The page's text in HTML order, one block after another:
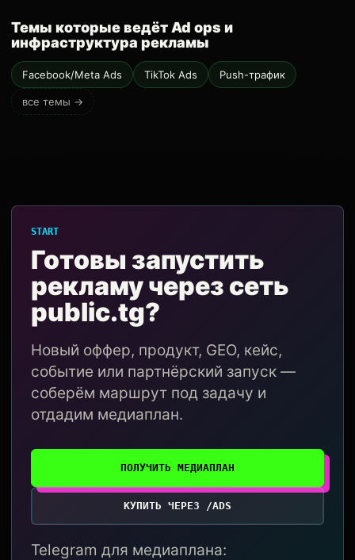
Темы которые ведёт Ad ops и
инфраструктура рекламы
Facebook/Meta Ads TikTok Ads Push-трафик
все темы →
START
Готовы запустить
рекламу через сеть
public.tg?
Новый оффер, продукт, GEO, кейс,
событие или партнёрский запуск —
соберём маршрут под задачу и
отдадим медиаплан.
ПОЛУЧИТЬ МЕДИАПЛАН
КУПИТЬ ЧЕРЕЗ /ADS
Telegram для медиаплана: